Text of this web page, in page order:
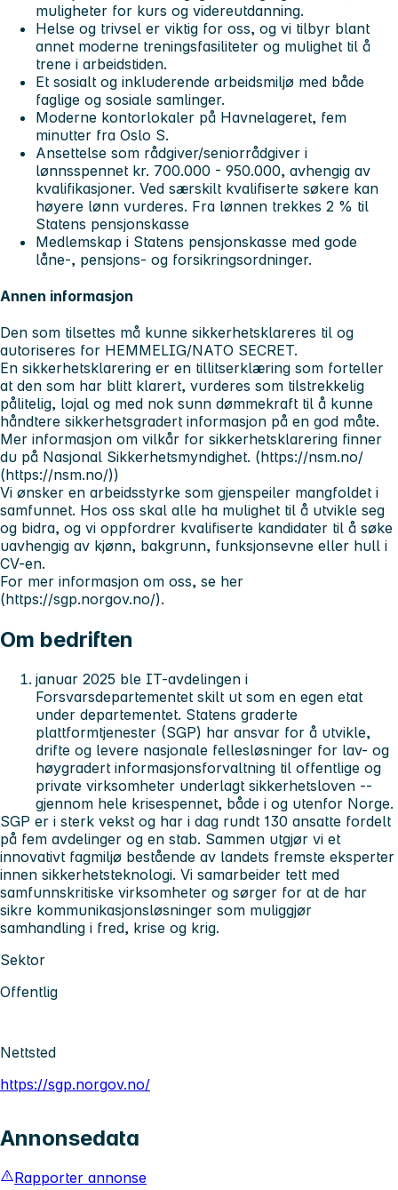
muligheter for kurs og videreutdanning.
Helse og trivsel er viktig for oss, og vi tilbyr blant
annet moderne treningsfasiliteter og mulighet til å
trene i arbeidstiden.
Et sosialt og inkluderende arbeidsmiljø med både
faglige og sosiale samlinger.
Moderne kontorlokaler på Havnelageret, fem
minutter fra Oslo S.
Ansettelse som rådgiver/seniorrådgiver i
lønnsspennet kr. 700.000 - 950.000, avhengig av
kvalifikasjoner. Ved særskilt kvalifiserte søkere kan
høyere lønn vurderes. Fra lønnen trekkes 2 % til
Statens pensjonskasse
Medlemskap i Statens pensjonskasse med gode
låne-, pensjons- og forsikringsordninger.
Annen informasjon
Den som tilsettes må kunne sikkerhetsklareres til og
autoriseres for HEMMELIG/NATO SECRET.
En sikkerhetsklarering er en tillitserklæring som forteller
at den som har blitt klarert, vurderes som tilstrekkelig
pålitelig, lojal og med nok sunn dømmekraft til å kunne
håndtere sikkerhetsgradert informasjon på en god måte.
Mer informasjon om vilkår for sikkerhetsklarering finner
du på Nasjonal Sikkerhetsmyndighet. (https://nsm.no/
(https://nsm.no/))
Vi ønsker en arbeidsstyrke som gjenspeiler mangfoldet i
samfunnet. Hos oss skal alle ha mulighet til å utvikle seg
og bidra, og vi oppfordrer kvalifiserte kandidater til å søke
uavhengig av kjønn, bakgrunn, funksjonsevne eller hull i
CV-en.
For mer informasjon om oss, se her
(https://sgp.norgov.no/).
Om bedriften
januar 2025 ble IT-avdelingen i
Forsvarsdepartementet skilt ut som en egen etat
under departementet. Statens graderte
plattformtjenester (SGP) har ansvar for å utvikle,
drifte og levere nasjonale fellesløsninger for lav- og
høygradert informasjonsforvaltning til offentlige og
private virksomheter underlagt sikkerhetsloven --
gjennom hele krisespennet, både i og utenfor Norge.
SGP er i sterk vekst og har i dag rundt 130 ansatte fordelt
på fem avdelinger og en stab. Sammen utgjør vi et
innovativt fagmiljø bestående av landets fremste eksperter
innen sikkerhetsteknologi. Vi samarbeider tett med
samfunnskritiske virksomheter og sørger for at de har
sikre kommunikasjonsløsninger som muliggjør
samhandling i fred, krise og krig.
Sektor
Offentlig
Nettsted
https://sgp.norgov.no/
Annonsedata
Rapporter annonse